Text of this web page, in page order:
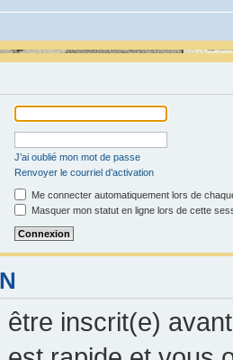
J’ai oublié mon mot de passe
Renvoyer le courriel d’activation
Me connecter automatiquement lors de
Masquer mon statut en ligne lors de cette
être inscrit(e)